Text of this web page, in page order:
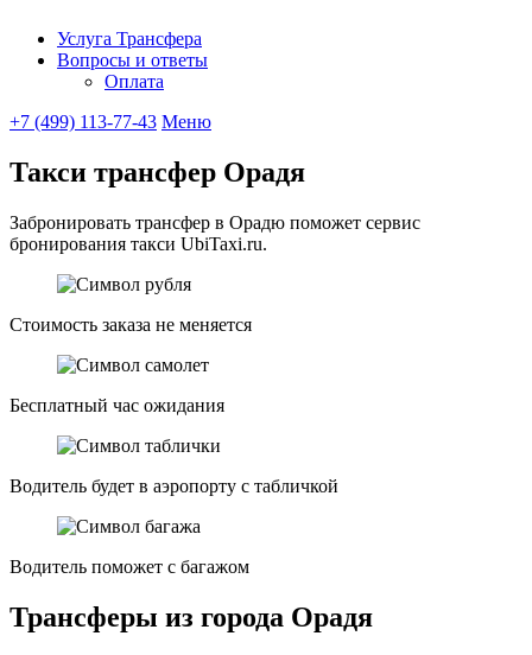
Ubitaxi
Услуга Трансфера
Вопросы и ответы
Оплата
+7 (499) 113-77-43 Меню
Такси трансфер Орадя
Забронировать трансфер в Орадю поможет сервис
бронирования такси UbiTaxi.ru.
Стоимость заказа не меняется
Бесплатный час ожидания
Водитель будет в аэропорту с табличкой
Водитель поможет с багажом
Трансферы из города Орадя